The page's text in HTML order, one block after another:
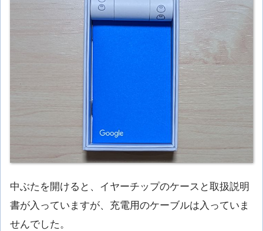
中ぶたを開けると、イヤーチップのケースと取扱説明
書が入っていますが、充電用のケーブルは入っていま
せんでした。